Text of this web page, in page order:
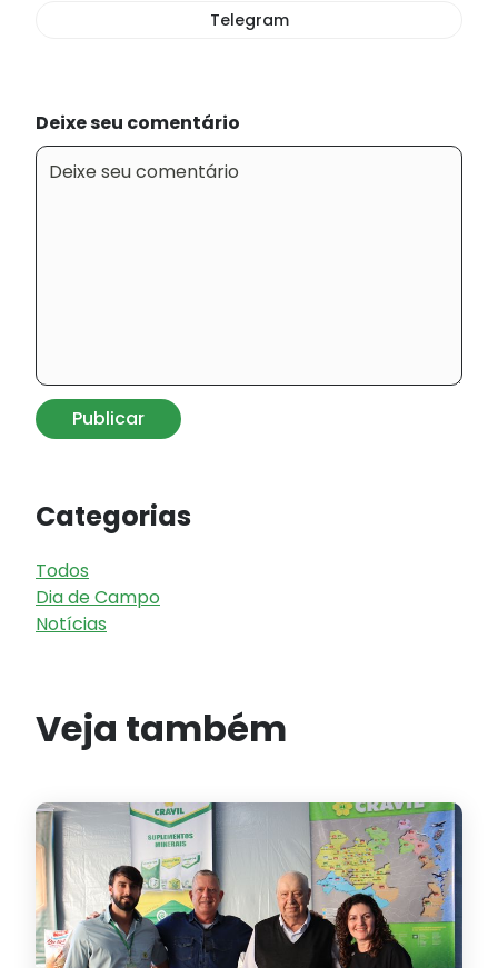
Telegram
Deixe seu comentário
Publicar
Categorias
Todos
Dia de Campo
Notícias
Veja também